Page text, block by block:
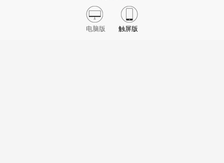
电脑版 触屏版